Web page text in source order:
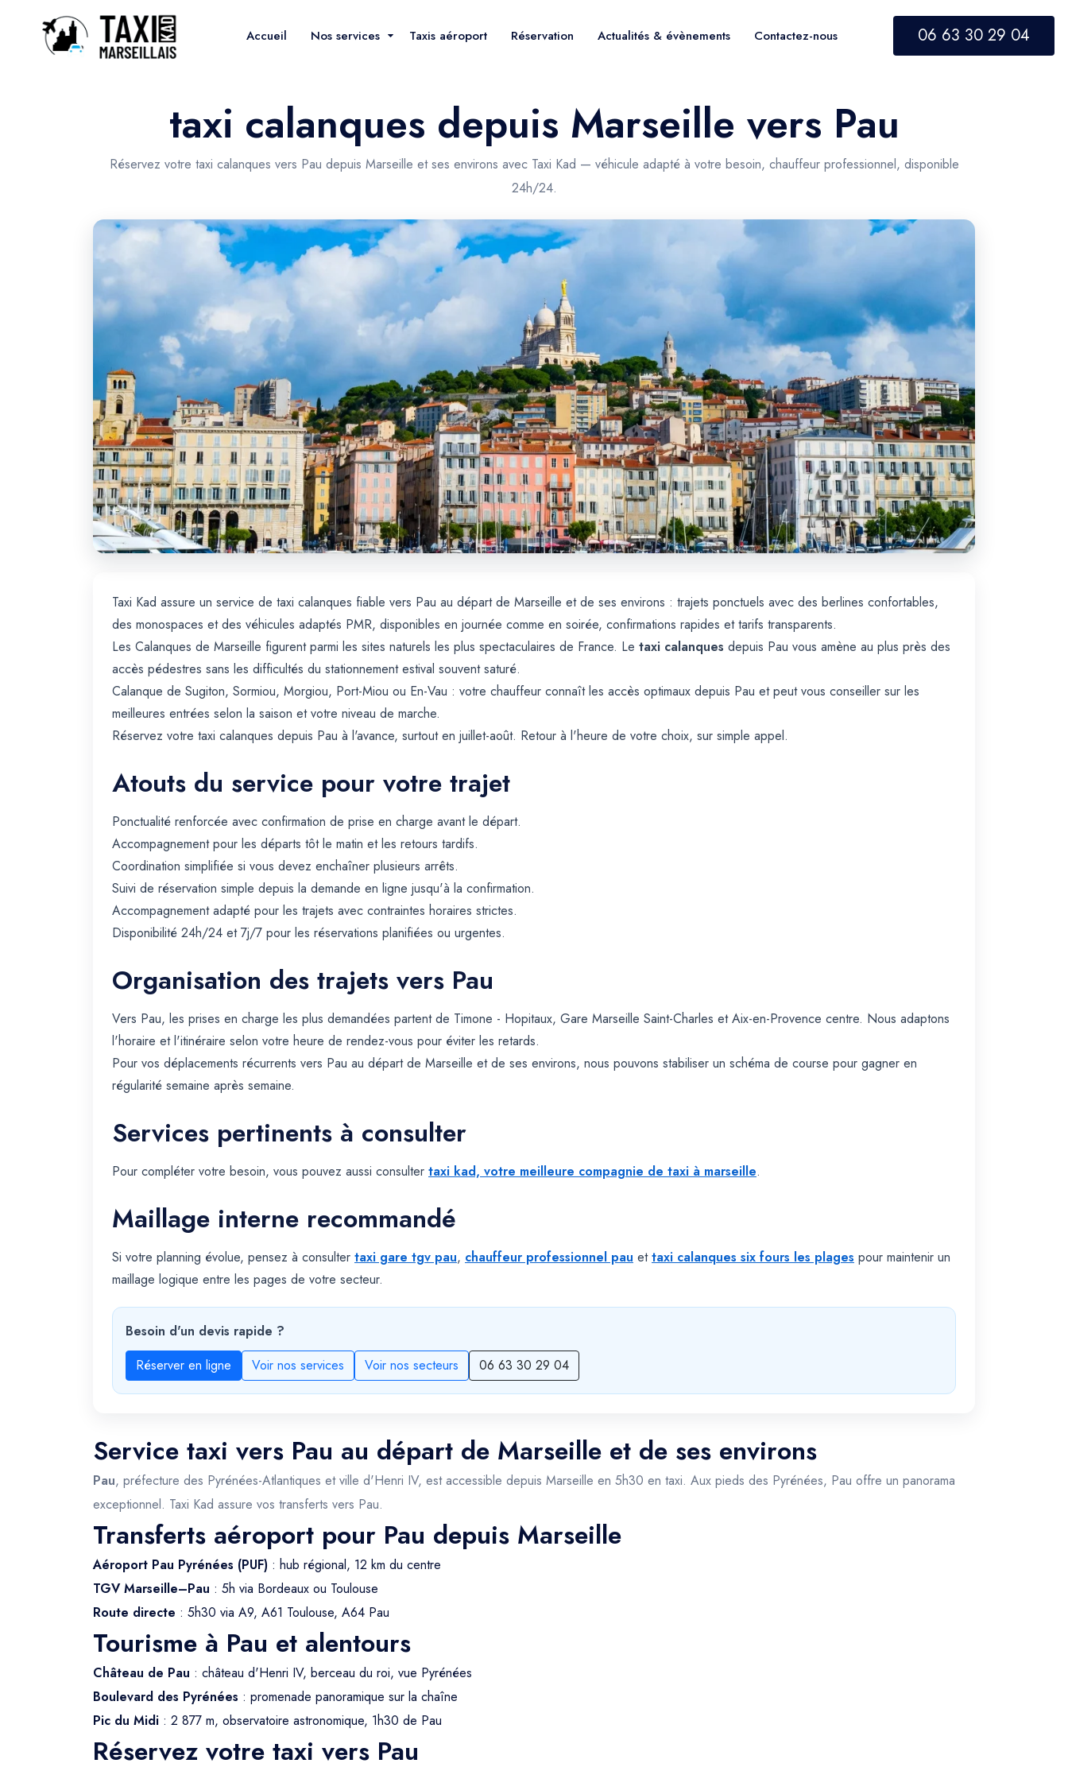
Accueil Nos services Taxis aéroport Réservation Actualités & évènements Contactez-nous 06 63 30 29 04
taxi calanques depuis Marseille vers Pau
Réservez votre taxi calanques vers Pau depuis Marseille et ses environs avec Taxi Kad — véhicule adapté à votre besoin, chauffeur professionnel, disponible
24h/24.
Taxi Kad assure un service de taxi calanques fiable vers Pau au départ de Marseille et de ses environs : trajets ponctuels avec des berlines confortables,
des monospaces et des véhicules adaptés PMR, disponibles en journée comme en soirée, confirmations rapides et tarifs transparents.
Les Calanques de Marseille figurent parmi les sites naturels les plus spectaculaires de France. Le taxi calanques depuis Pau vous amène au plus près des
accès pédestres sans les difficultés du stationnement estival souvent saturé.
Calanque de Sugiton, Sormiou, Morgiou, Port-Miou ou En-Vau : votre chauffeur connaît les accès optimaux depuis Pau et peut vous conseiller sur les
meilleures entrées selon la saison et votre niveau de marche.
Réservez votre taxi calanques depuis Pau à l'avance, surtout en juillet-août. Retour à l'heure de votre choix, sur simple appel.
Atouts du service pour votre trajet
Ponctualité renforcée avec confirmation de prise en charge avant le départ.
Accompagnement pour les départs tôt le matin et les retours tardifs.
Coordination simplifiée si vous devez enchaîner plusieurs arrêts.
Suivi de réservation simple depuis la demande en ligne jusqu'à la confirmation.
Accompagnement adapté pour les trajets avec contraintes horaires strictes.
Disponibilité 24h/24 et 7j/7 pour les réservations planifiées ou urgentes.
Organisation des trajets vers Pau
Vers Pau, les prises en charge les plus demandées partent de Timone - Hopitaux, Gare Marseille Saint-Charles et Aix-en-Provence centre. Nous adaptons
l'horaire et l'itinéraire selon votre heure de rendez-vous pour éviter les retards.
Pour vos déplacements récurrents vers Pau au départ de Marseille et de ses environs, nous pouvons stabiliser un schéma de course pour gagner en
régularité semaine après semaine.
Services pertinents à consulter
Pour compléter votre besoin, vous pouvez aussi consulter taxi kad, votre meilleure compagnie de taxi à marseille.
Maillage interne recommandé
Si votre planning évolue, pensez à consulter taxi gare tgv pau, chauffeur professionnel pau ettaxi calanques six fours les plages pour maintenir un
maillage logique entre les pages de votre secteur.
Besoin d'un devis rapide ?
Réserver en ligne
Voir nos services Voir nos secteurs 06 63 30 29 04
Service taxi vers Pau au départ de Marseille et de ses environs
Pau, préfecture des Pyrénées-Atlantiques et ville d'Henri IV, est accessible depuis Marseille en 5h30 en taxi. Aux pieds des Pyrénées, Pau offre un panorama
exceptionnel. Taxi Kad assure vos transferts vers Pau.
Transferts aéroport pour Pau depuis Marseille
Aéroport Pau Pyrénées (PUF) : hub régional, 12 km du centre
TGV Marseille–Pau : 5h via Bordeaux ou Toulouse
Route directe : 5h30 via A9, A61 Toulouse, A64 Pau
Tourisme à Pau et alentours
Château de Pau : château d'Henri IV, berceau du roi, vue Pyrénées
Boulevard des Pyrénées : promenade panoramique sur la chaîne
Pic du Midi : 2 877 m, observatoire astronomique, 1h30 de Pau
Réservez votre taxi vers Pau